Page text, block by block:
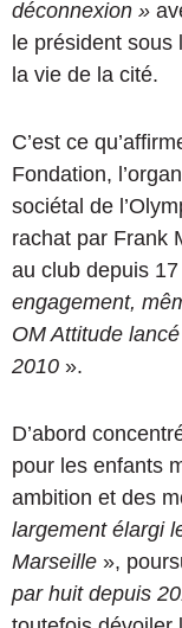
déconnexion »
le président
la vie de la cité.
C’est ce
Fondation,
sociétal de
rachat par Frank
au club depuis
engagement,
OM Attitude
2010 ».
D’abord
pour les enfants
ambition et des
largement élargi
Marseille »,
par huit depuis